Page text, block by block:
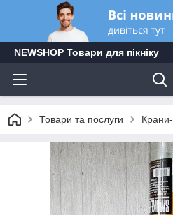
NEWSHOP Товари для пікніку
Товари та послуги